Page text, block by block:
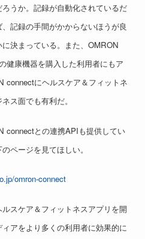
うか。記録が自動化されているだ
記録の手間がかからないほうが良
決まっている。また、OMRON
健康機器を購入した利用者にもア
connectにヘルスケア＆フィットネ
ス面でも有利だ。
connectとの連携APIも提供してい
ページを見てほしい。
omron-connect
スケア＆フィットネスアプリを開
アをより多くの利用者に効果的に